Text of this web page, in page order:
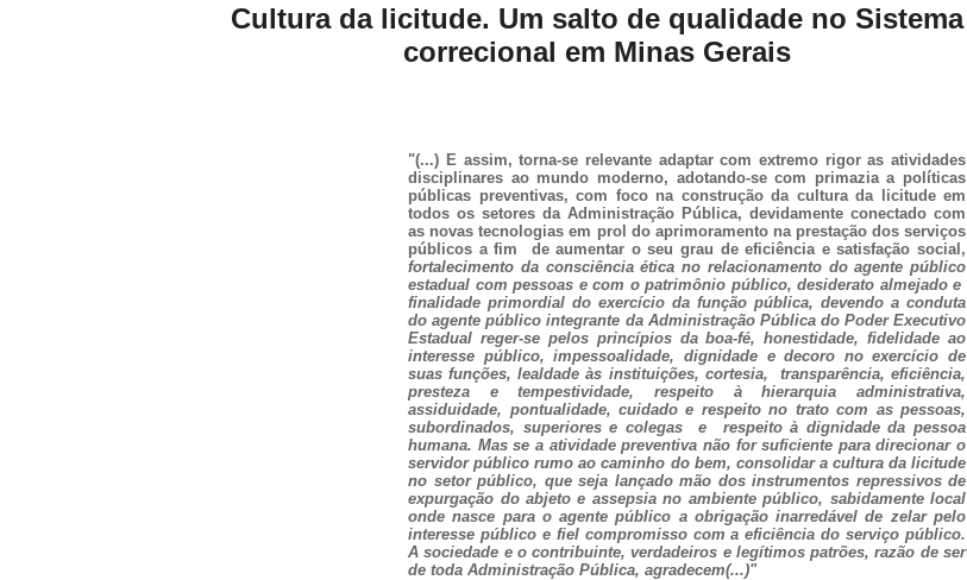
Cultura da licitude. Um salto de qualidade no Sistema
correcional em Minas Gerais
"(...) E assim, torna-se relevante adaptar com extremo rigor as atividades
disciplinares ao mundo moderno, adotando-se com primazia a políticas
públicas preventivas, com foco na construção da cultura da licitude em
todos os setores da Administração Pública, devidamente conectado com
as novas tecnologias em prol do aprimoramento na prestação dos serviços
públicos a fim
de aumentar o seu grau de eficiência e satisfação social,
fortalecimento da consciência ética no relacionamento do agente público
estadual com pessoas e com o patrimônio público, desiderato almejado e
finalidade primordial do exercício da função pública, devendo a conduta
do agente público integrante da Administração Pública do Poder Executivo
Estadual reger-se pelos princípios da boa-fé, honestidade, fidelidade ao
interesse público, impessoalidade, dignidade e decoro no exercício de
suas funções, lealdade às instituições, cortesia,
transparência, eficiência,
presteza e tempestividade, respeito à hierarquia administrativa,
assiduidade, pontualidade, cuidado e respeito no trato com as pessoas,
subordinados, superiores e colegas
e
respeito à dignidade da pessoa
humana. Mas se a atividade preventiva não for suficiente para direcionar o
servidor público rumo ao caminho do bem, consolidar a cultura da licitude
no setor público, que seja lançado mão dos instrumentos repressivos de
expurgação do abjeto e assepsia no ambiente público, sabidamente local
onde nasce para o agente público a obrigação inarredável de zelar pelo
interesse público e fiel compromisso com a eficiência do serviço público.
A sociedade e o contribuinte, verdadeiros e legítimos patrões, razão de ser
de toda Administração Pública, agradecem(...)"